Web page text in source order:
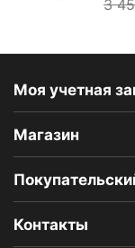
3
Моя учетная
Магазин
Контакты